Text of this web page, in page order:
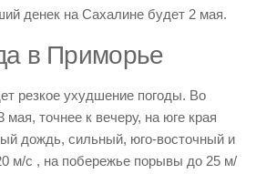
денек на Сахалине будет 2 мая.
в Приморье
резкое ухудшение погоды. Во
мая, точнее к вечеру, на юге края
дождь, сильный, юго-восточный и
м/с , на побережье порывы до 25 м/